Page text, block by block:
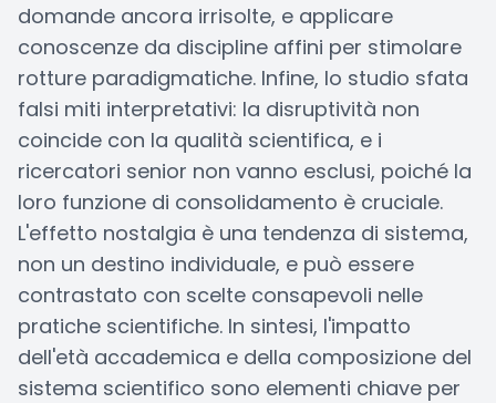
domande ancora irrisolte, e applicare
conoscenze da discipline affini per stimolare
rotture paradigmatiche. Infine, lo studio sfata
falsi miti interpretativi: la disruptività non
coincide con la qualità scientifica, e i
ricercatori senior non vanno esclusi, poiché la
loro funzione di consolidamento è cruciale.
L'effetto nostalgia è una tendenza di sistema,
non un destino individuale, e può essere
contrastato con scelte consapevoli nelle
pratiche scientifiche. In sintesi, l'impatto
dell'età accademica e della composizione del
sistema scientifico sono elementi chiave per